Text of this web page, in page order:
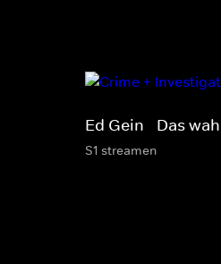
Ed Gein - Das
S1 streamen